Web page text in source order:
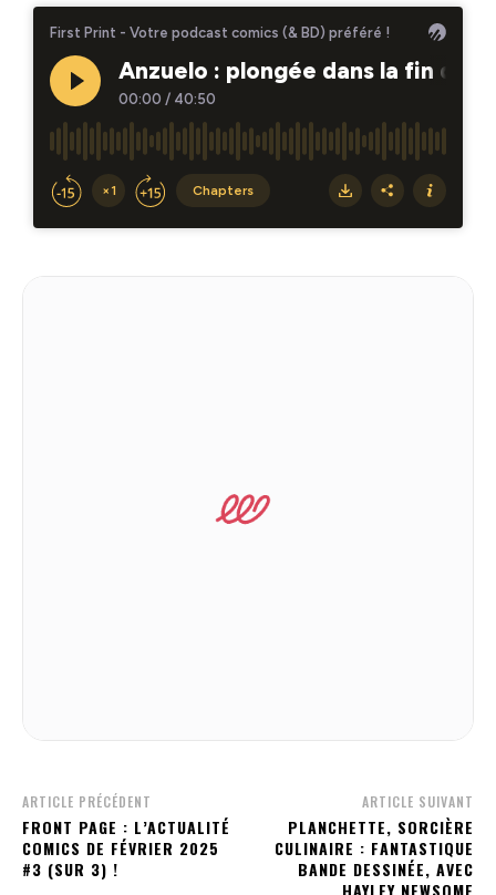
ARTICLE PRÉCÉDENT
FRONT PAGE : L’ACTUALITÉ
COMICS DE FÉVRIER 2025
#3 (SUR 3) !
ARTICLE SUIVANT
PLANCHETTE, SORCIÈRE
CULINAIRE : FANTASTIQUE
BANDE DESSINÉE, AVEC
HAYLEY NEWSOME